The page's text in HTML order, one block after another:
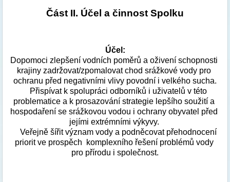
Část II. Účel a činnost Spolku
Účel:
Dopomoci zlepšení vodních poměrů a oživení schopnosti
krajiny zadržovat/zpomalovat chod srážkové vody pro
ochranu před negativními vlivy povodní i velkého sucha.
Přispívat k spolupráci odborníků i uživatelů v této
problematice a k prosazování strategie lepšího soužití a
hospodaření se srážkovou vodou i ochrany obyvatel před
jejími extrémními výkyvy.
Veřejně šířit význam vody a podněcovat přehodnocení
priorit ve prospěch  komplexního řešení problémů vody
pro přírodu i společnost.